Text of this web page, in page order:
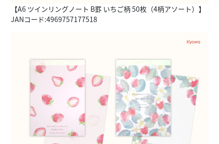
【A6 ツインリングノート B罫 いちご柄 50枚（4柄アソート）】
JANコード:4969757177518